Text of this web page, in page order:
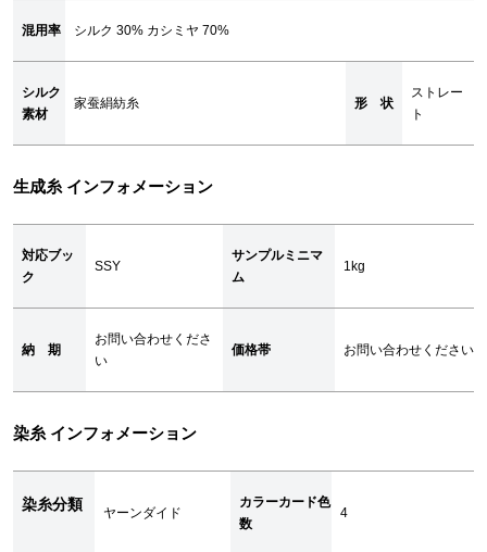
混用率 シルク 30% カシミヤ 70%
シルク
素材
家蚕絹紡糸 形 状
ストレー
ト
生成糸 インフォメーション
対応ブッ
ク
SSY
サンプルミニマ
ム
1kg
納 期
お問い合わせくださ
い
価格帯 お問い合わせください
染糸 インフォメーション
染糸分類 ヤーンダイド
カラーカード色
数
4